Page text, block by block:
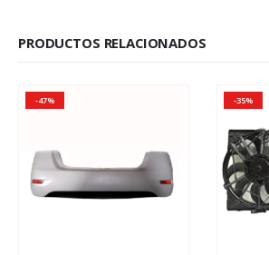
PRODUCTOS RELACIONADOS
-47% -35%